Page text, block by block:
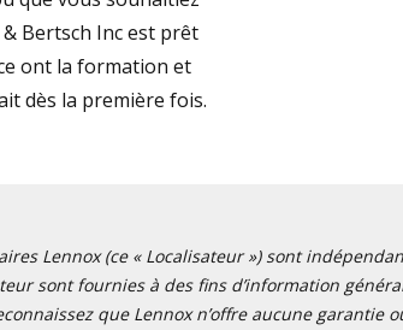
Bertsch Inc est prêt
ont la formation et
dès la première fois.
Lennox (ce « Localisateur ») sont
sont fournies à des fins d’information
que Lennox n’offre aucune